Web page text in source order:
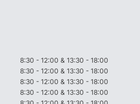
8:30 - 12:00 & 13:30 - 18:00
8:30 - 12:00 & 13:30 - 18:00
8:30 - 12:00 & 13:30 - 18:00
8:30 - 12:00 & 13:30 - 18:00